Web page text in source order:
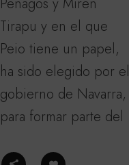
Tirapu y en el que
Peio tiene un papel,
ha sido elegido por el
gobierno de Navarra,
para formar parte del